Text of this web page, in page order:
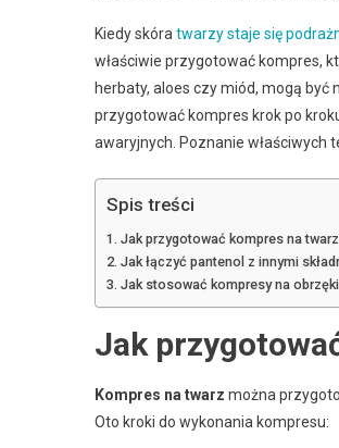
Kiedy skóra twarzy staje się
właściwie przygotować kompres,
herbaty, aloes czy miód, mogą być
przygotować kompres krok po
awaryjnych. Poznanie właściwych
Spis treści
Jak przygotować kompres na
Jak łączyć pantenol z innymi
Jak stosować kompresy na
Jak
Kompres na twarz można
Oto kroki do wykonania kompresu: